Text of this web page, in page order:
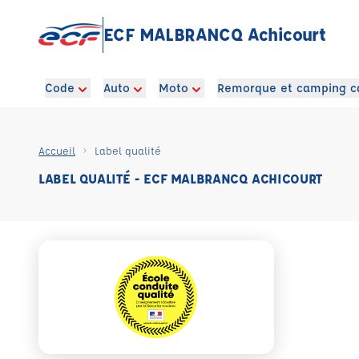
ECF MALBRANCQ Achicourt
Code Auto Moto Remorque et camping
Accueil Label qualité
LABEL QUALITÉ - ECF MALBRANCQ ACHICOURT